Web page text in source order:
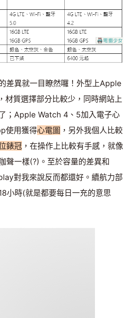
差異就一目瞭然囉！外型上Apple
材質選擇部分比較少，同時網站上
；Apple Watch 4、5加入電子心
使用獲得心電圖 ，另外我個人比較
錶冠 ，在操作上比較有手感，就像
聲一樣(?)。至於容量的差異和
對我來說反而都還好。續航力部
小時(就是都要每日一充的意思